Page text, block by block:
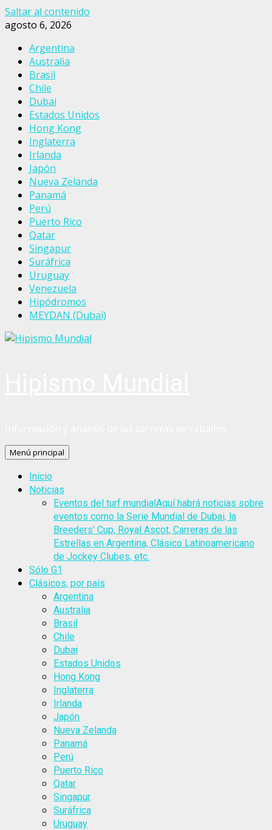
Saltar al contenido
agosto 6, 2026
Argentina
Australia
Brasil
Chile
Dubai
Estados Unidos
Hong Kong
Inglaterra
Irlanda
Japón
Nueva Zelanda
Panamá
Perú
Puerto Rico
Qatar
Singapur
Suráfrica
Uruguay
Venezuela
Hipódromos
MEYDAN (Dubai)
Menú principal
Inicio
Noticias
Eventos del turf mundialAquí habrá noticias sobre
eventos como la Serie Mundial de Dubai, la
Breeders’ Cup, Royal Ascot, Carreras de las
Estrellas en Argentina, Clásico Latinoamericano
de Jockey Clubes, etc.
Sólo G1
Clásicos, por país
Argentina
Australia
Brasil
Chile
Dubai
Estados Unidos
Hong Kong
Inglaterra
Irlanda
Japón
Nueva Zelanda
Panamá
Perú
Puerto Rico
Qatar
Singapur
Suráfrica
Uruguay